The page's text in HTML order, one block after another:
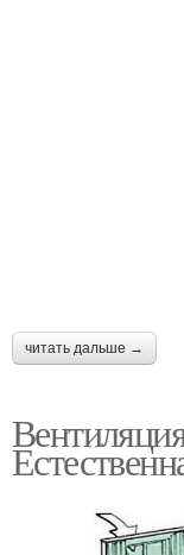
читать дальше →